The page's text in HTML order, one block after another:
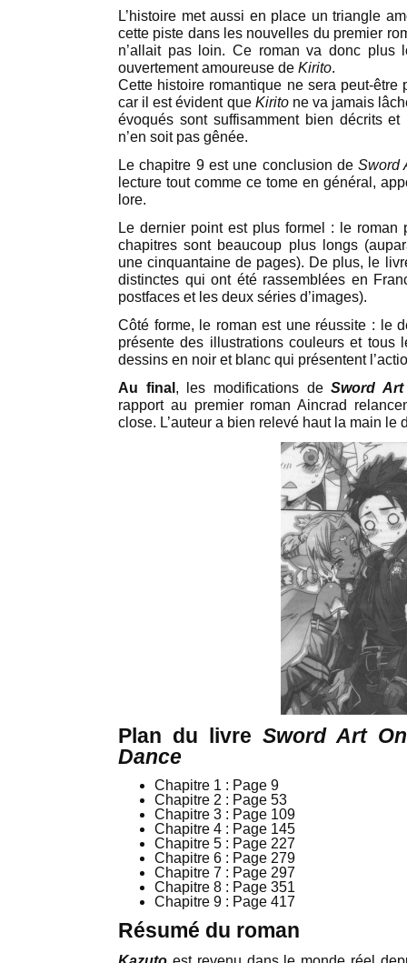
L’histoire met aussi en place un triangle
cette piste dans les nouvelles du premier
n’allait pas loin. Ce roman va donc plus
ouvertement amoureuse de Kirito.
Cette histoire romantique ne sera peut-être
car il est évident que Kiritone va jamais
évoqués sont suffisamment bien décrits
n’en soit pas gênée.
Le chapitre 9 est une conclusion deSword
lecture tout comme ce tome en général,
lore.
Le dernier point est plus formel : le roman
chapitres sont beaucoup plus longs
une cinquantaine de pages). De plus, le
distinctes qui ont été rassemblées en
postfaces et les deux séries d’images).
Côté forme, le roman est une réussite : le
présente des illustrations couleurs et tous
dessins en noir et blanc qui présentent
Au final , les modifications deSword
rapport au premier roman Aincrad
close. L’auteur a bien relevé haut la main le
Plan du livre Sword Art
Dance
Chapitre 1 : Page 9
Chapitre 2 : Page 53
Chapitre 3 : Page 109
Chapitre 4 : Page 145
Chapitre 5 : Page 227
Chapitre 6 : Page 279
Chapitre 7 : Page 297
Chapitre 8 : Page 351
Chapitre 9 : Page 417
Résumé du roman